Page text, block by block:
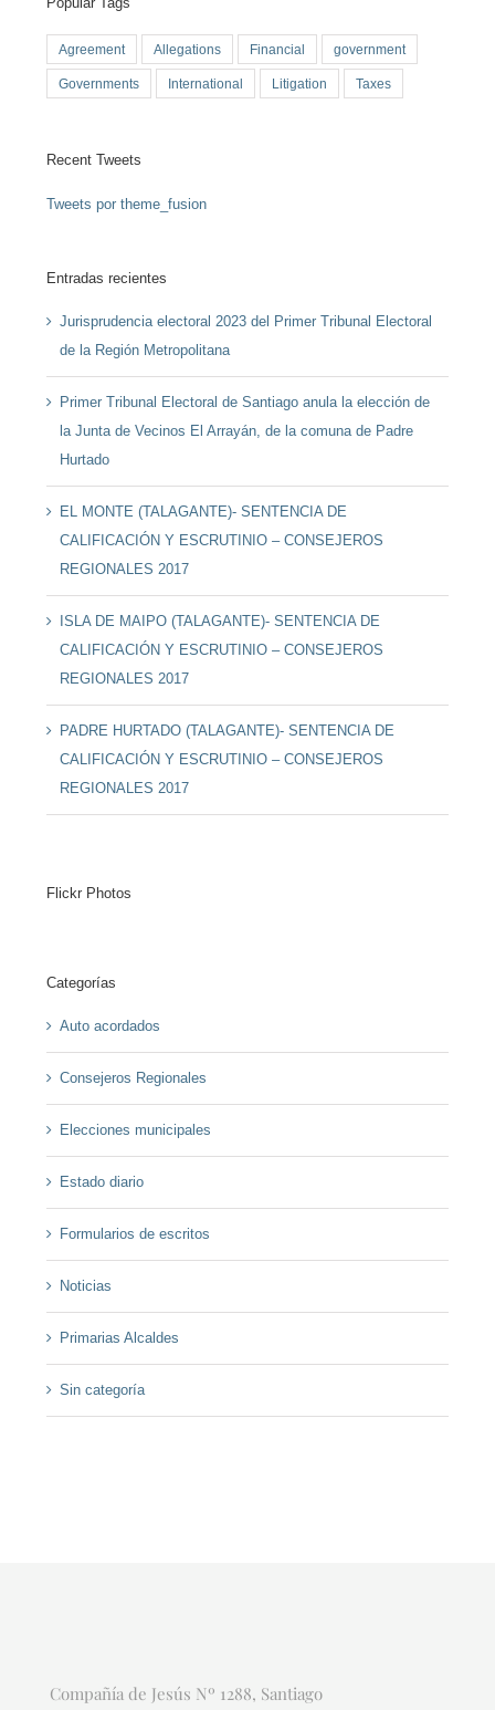
Agreement Allegations Financial government
Governments International Litigation Taxes
Recent Tweets
Tweets por theme_fusion
Entradas recientes
Jurisprudencia electoral 2023 del Primer Tribunal Electoral
de la Región Metropolitana
Primer Tribunal Electoral de Santiago anula la elección de
la Junta de Vecinos El Arrayán, de la comuna de Padre
Hurtado
EL MONTE (TALAGANTE)- SENTENCIA DE
CALIFICACIÓN Y ESCRUTINIO – CONSEJEROS
REGIONALES 2017
ISLA DE MAIPO (TALAGANTE)- SENTENCIA DE
CALIFICACIÓN Y ESCRUTINIO – CONSEJEROS
REGIONALES 2017
PADRE HURTADO (TALAGANTE)- SENTENCIA DE
CALIFICACIÓN Y ESCRUTINIO – CONSEJEROS
REGIONALES 2017
Flickr Photos
Categorías
Auto acordados
Consejeros Regionales
Elecciones municipales
Estado diario
Formularios de escritos
Noticias
Primarias Alcaldes
Sin categoría
Compañía de Jesús Nº 1288, Santiago